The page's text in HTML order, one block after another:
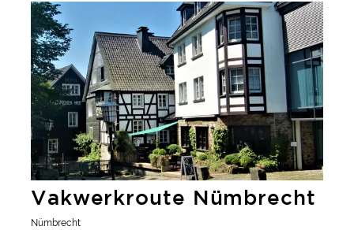
Vakwerkroute Nümbrecht
Nümbrecht
meer informatie